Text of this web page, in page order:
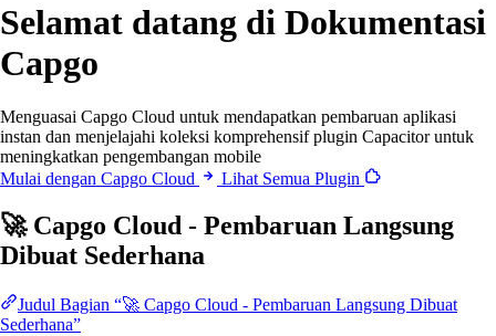
Selamat datang di Dokumentasi
Capgo
Menguasai Capgo Cloud untuk mendapatkan pembaruan aplikasi
instan dan menjelajahi koleksi komprehensif plugin Capacitor untuk
meningkatkan pengembangan mobile
Mulai dengan Capgo Cloud
Lihat Semua Plugin
🚀 Capgo Cloud - Pembaruan Langsung
Dibuat Sederhana
Judul Bagian “🚀 Capgo Cloud - Pembaruan Langsung Dibuat
Sederhana”